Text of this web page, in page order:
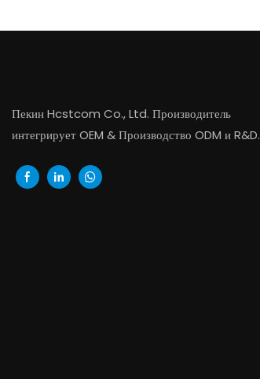
Пекин Hcstcom Co., Ltd. Производитель
интегрирует OEM & Производство ODM и R&D.